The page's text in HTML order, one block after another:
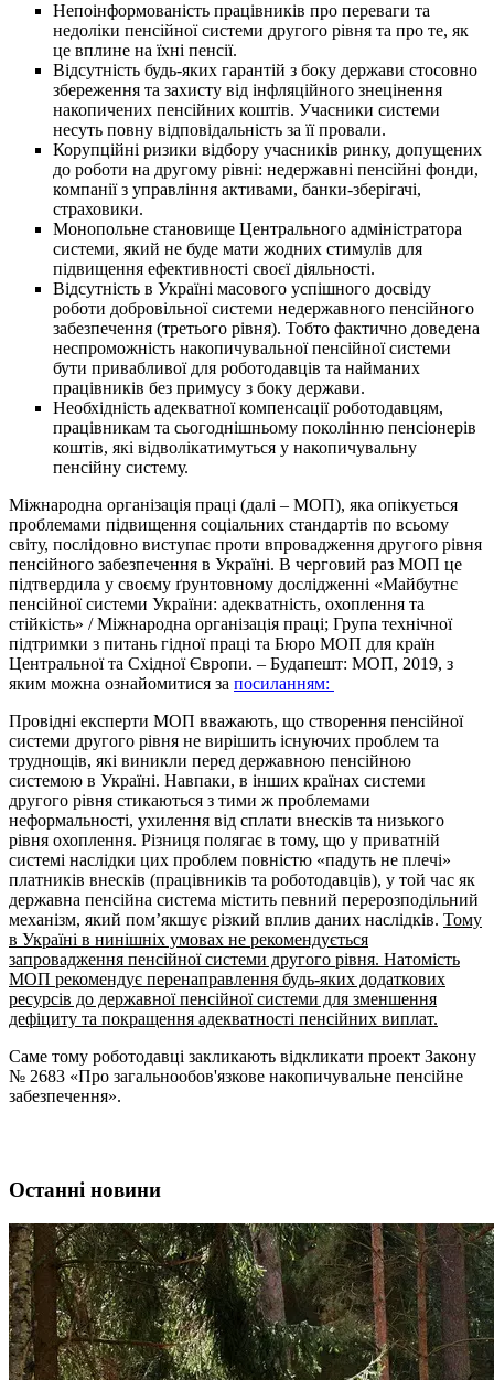
Непоінформованість працівників про переваги та
недоліки пенсійної системи другого рівня та про те, як
це вплине на їхні пенсії.
Відсутність будь-яких гарантій з боку держави стосовно
збереження та захисту від інфляційного знецінення
накопичених пенсійних коштів. Учасники системи
несуть повну відповідальність за її провали.
Корупційні ризики відбору учасників ринку, допущених
до роботи на другому рівні: недержавні пенсійні фонди,
компанії з управління активами, банки-зберігачі,
страховики.
Монопольне становище Центрального адміністратора
системи, який не буде мати жодних стимулів для
підвищення ефективності своєї діяльності.
Відсутність в Україні масового успішного досвіду
роботи добровільної системи недержавного пенсійного
забезпечення (третього рівня). Тобто фактично доведена
неспроможність накопичувальної пенсійної системи
бути привабливої для роботодавців та найманих
працівників без примусу з боку держави.
Необхідність адекватної компенсації роботодавцям,
працівникам та сьогоднішньому поколінню пенсіонерів
коштів, які відволікатимуться у накопичувальну
пенсійну систему.
Міжнародна організація праці (далі – МОП), яка опікується
проблемами підвищення соціальних стандартів по всьому
світу, послідовно виступає проти впровадження другого рівня
пенсійного забезпечення в Україні. В черговий раз МОП це
підтвердила у своєму ґрунтовному дослідженні «Майбутнє
пенсійної системи України: адекватність, охоплення та
стійкість» / Міжнародна організація праці; Група технічної
підтримки з питань гідної праці та Бюро МОП для країн
Центральної та Східної Європи. – Будапешт: МОП, 2019, з
яким можна ознайомитися за посиланням:
Провідні експерти МОП вважають, що створення пенсійної
системи другого рівня не вирішить існуючих проблем та
труднощів, які виникли перед державною пенсійною
системою в Україні. Навпаки, в інших країнах системи
другого рівня стикаються з тими ж проблемами
неформальності, ухилення від сплати внесків та низького
рівня охоплення. Різниця полягає в тому, що у приватній
системі наслідки цих проблем повністю «падуть не плечі»
платників внесків (працівників та роботодавців), у той час як
державна пенсійна система містить певний перерозподільний
механізм, який пом’якшує різкий вплив даних наслідків. Тому
в Україні в нинішніх умовах не рекомендується
запровадження пенсійної системи другого рівня. Натомість
МОП рекомендує перенаправлення будь-яких додаткових
ресурсів до державної пенсійної системи для зменшення
дефіциту та покращення адекватності пенсійних виплат.
Саме тому роботодавці закликають відкликати проект Закону
№ 2683 «Про загальнообов'язкове накопичувальне пенсійне
забезпечення».
Останні новини